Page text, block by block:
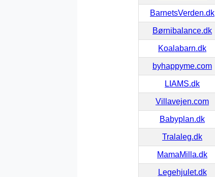
BarnetsVerden.dk
Børnibalance.dk
Koalabarn.dk
byhappyme.com
LIAMS.dk
Villavejen.com
Babyplan.dk
Tralaleg.dk
MamaMilla.dk
Legehjulet.dk